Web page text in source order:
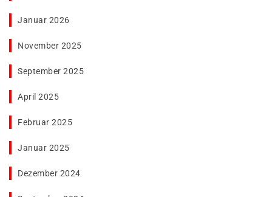
Januar 2026
November 2025
September 2025
April 2025
Februar 2025
Januar 2025
Dezember 2024